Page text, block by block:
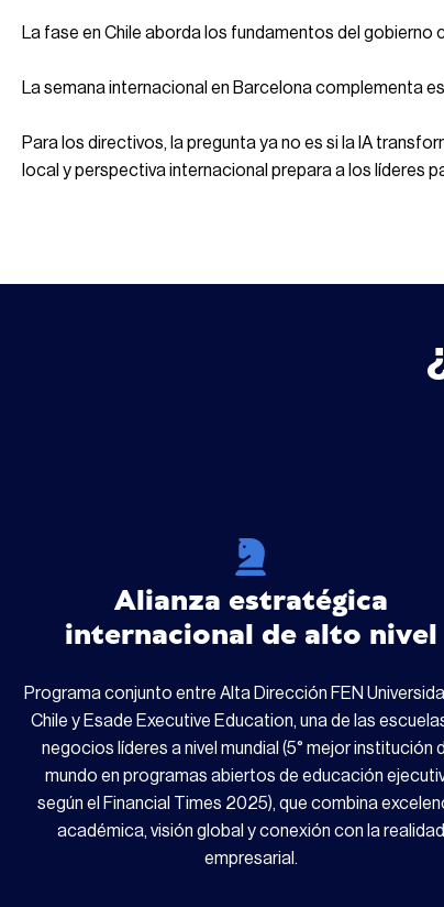
La fase en Chile aborda los fundamentos del
La semana internacional en Barcelona complementa
Para los directivos, la pregunta ya no es si la IA
local y perspectiva internacional prepara a los líderes
Alianza estratégica
internacional de alto nivel
Programa conjunto entre Alta Dirección FEN
Chile y Esade Executive Education, una de las
negocios líderes a nivel mundial (5° mejor institución
mundo en programas abiertos de educación
según el Financial Times 2025), que combina
académica, visión global y conexión con la realidad
empresarial.